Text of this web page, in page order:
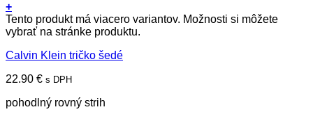
+
Tento produkt má viacero variantov. Možnosti si môžete
vybrať na stránke produktu.
Calvin Klein tričko šedé
22.90 € s DPH
pohodlný rovný strih